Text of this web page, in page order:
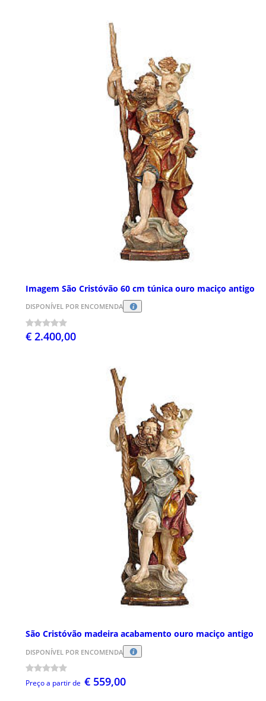
Imagem São Cristóvão 60 cm túnica ouro maciço antigo
DISPONÍVEL POR ENCOMENDA
€ 2.400,00
São Cristóvão madeira acabamento ouro maciço antigo
DISPONÍVEL POR ENCOMENDA
Preço a partir de € 559,00